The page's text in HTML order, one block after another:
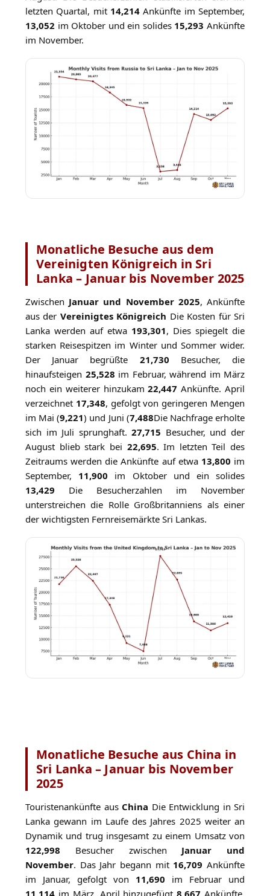
letzten Quartal, mit 14,214 Ankünfte im September,
13,052 im Oktober und ein solides 15,293 Ankünfte
im November.
Monatliche Besuche aus dem
Vereinigten Königreich in Sri
Lanka – Januar bis November 2025
Zwischen Januar und November 2025, Ankünfte
aus der Vereinigtes Königreich Die Kosten für Sri
Lanka werden auf etwa 193,301, Dies spiegelt die
starken Reisespitzen im Winter und Sommer wider.
Der Januar begrüßte 21,730 Besucher, die
hinaufsteigen 25,528 im Februar, während im März
noch ein weiterer hinzukam22,447 Ankünfte. April
verzeichnet 17,348, gefolgt von geringeren Mengen
im Mai (9,221) und Juni (7,488Die Nachfrage erholte
sich im Juli sprunghaft.27,715 Besucher, und der
August blieb stark bei 22,695. Im letzten Teil des
Zeitraums werden die Ankünfte auf etwa 13,800 im
September, 11,900 im Oktober und ein solides
13,429 Die Besucherzahlen im November
unterstreichen die Rolle Großbritanniens als einer
der wichtigsten Fernreisemärkte Sri Lankas.
Monatliche Besuche aus China in
Sri Lanka – Januar bis November
2025
Touristenankünfte aus China Die Entwicklung in Sri
Lanka gewann im Laufe des Jahres 2025 weiter an
Dynamik und trug insgesamt zu einem Umsatz von
122,998 Besucher zwischen Januar und
November. Das Jahr begann mit 16,709 Ankünfte
im Januar, gefolgt von 11,690 im Februar und